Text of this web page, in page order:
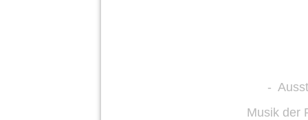
-
Musik der